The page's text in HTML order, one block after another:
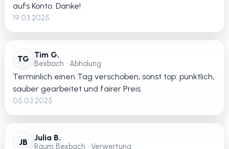
aufs Konto. Danke!
19.03.2025
TG Tim G.
Bexbach • Abholung
Terminlich einen Tag verschoben, sonst top: pünktlich,
sauber gearbeitet und fairer Preis.
05.03.2025
JB Julia B.
Raum Bexbach • Verwertung